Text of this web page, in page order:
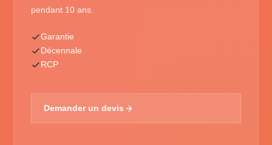
pendant 10 ans.
Garantie
Décennale
RCP
Demander un devis